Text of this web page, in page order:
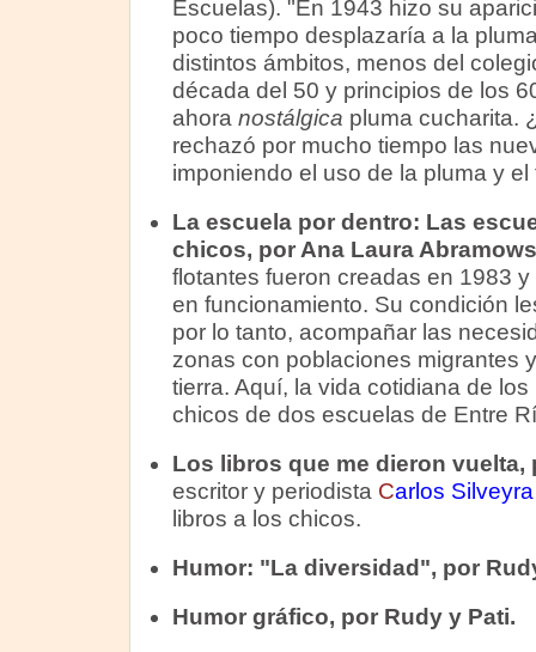
Escuelas). "En 1943 hizo su
poco tiempo desplazaría a la
distintos ámbitos, menos del
década del 50 y principios de los
ahora nostálgica pluma cucharita.
rechazó por mucho tiempo las
imponiendo el uso de la pluma y el
La escuela por dentro: Las
chicos, por Ana Laura
flotantes fueron creadas en 1983
en funcionamiento. Su condición
por lo tanto, acompañar las
zonas con poblaciones migrantes
tierra. Aquí, la vida cotidiana de
chicos de dos escuelas de Entre
Los libros que me dieron
escritor y periodista Carlos Silveyra
libros a los chicos.
Humor: "La diversidad", por
Humor gráfico, por Rudy y Pati.